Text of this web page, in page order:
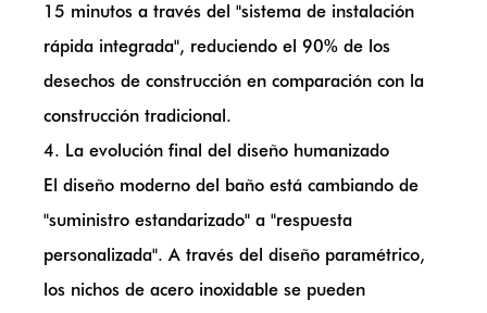
15 minutos a través del "sistema de instalación
rápida integrada", reduciendo el 90% de los
desechos de construcción en comparación con la
construcción tradicional.
4. La evolución final del diseño humanizado
El diseño moderno del baño está cambiando de
"suministro estandarizado" a "respuesta
personalizada". A través del diseño paramétrico,
los nichos de acero inoxidable se pueden